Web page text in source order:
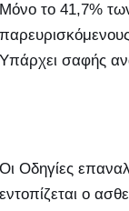
Μόνο το 41,7%
Υπάρχει σαφής
Οι Οδηγίες
εντοπίζεται ο